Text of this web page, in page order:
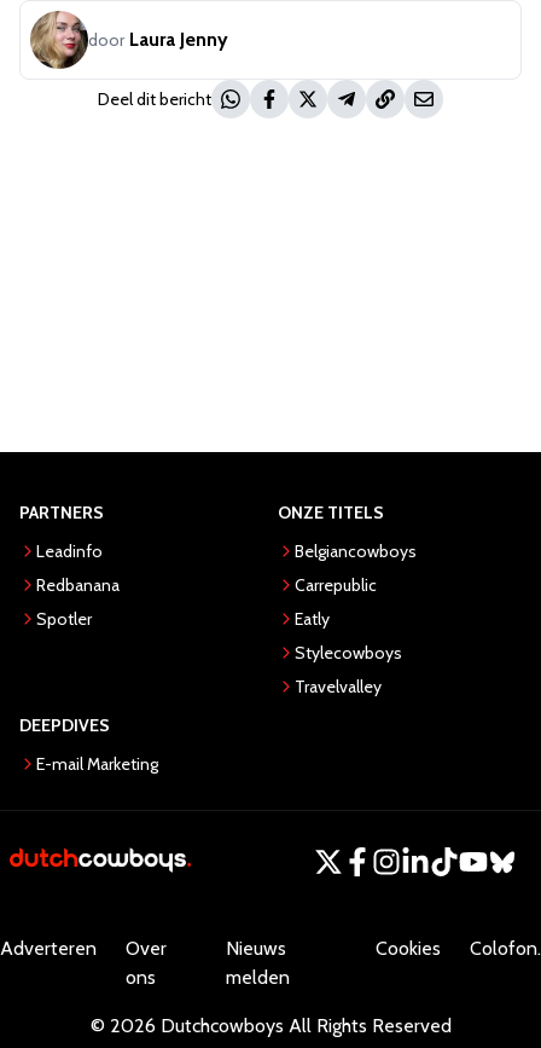
door Laura Jenny
Deel dit bericht
PARTNERS
Leadinfo
Redbanana
Spotler
ONZE TITELS
Belgiancowboys
Carrepublic
Eatly
Stylecowboys
Travelvalley
DEEPDIVES
E-mail Marketing
Adverteren
Over
ons
Nieuws
melden
Cookies Colofon.
© 2026 Dutchcowboys All Rights Reserved